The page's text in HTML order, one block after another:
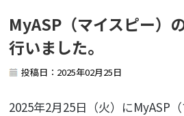
MyASP（マイスピー）
行いました。
投稿日：2025年02月25日
2025年2月25日（火）にMyASP